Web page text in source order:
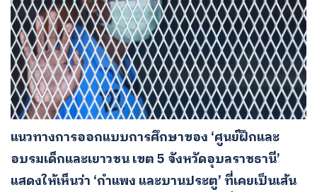
แนวทางการออกแบบการศึกษาของ ‘ศูนย์ฝึกและ
อบรมเด็กและเยาวชน เขต 5 จังหวัดอุบลราชธานี’
แสดงให้เห็นว่า ‘กำแพง และบานประตู’ ที่เคยเป็นเส้น